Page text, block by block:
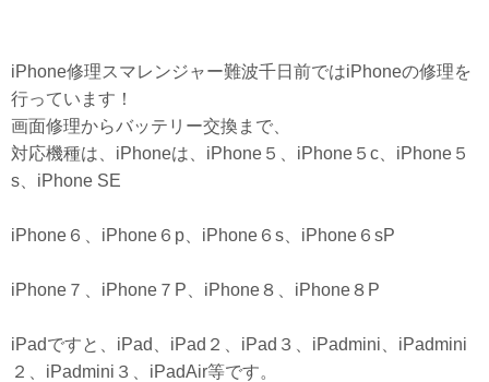
iPhone修理スマレンジャー難波千日前ではiPhoneの修理を
行っています！
画面修理からバッテリー交換まで、
対応機種は、iPhoneは、iPhone５、iPhone５c、iPhone５
s、iPhone SE
iPhone６、iPhone６p、iPhone６s、iPhone６sP
iPhone７、iPhone７P、iPhone８、iPhone８P
iPadですと、iPad、iPad２、iPad３、iPadmini、iPadmini
２、iPadmini３、iPadAir等です。